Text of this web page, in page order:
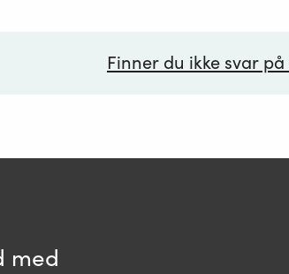
Finner du ikke svar
med